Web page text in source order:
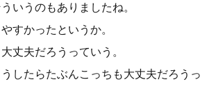
いうのもありましたね。
すかったというか。
丈夫だろうっていう。
したらたぶんこっちも大丈夫だろうっ